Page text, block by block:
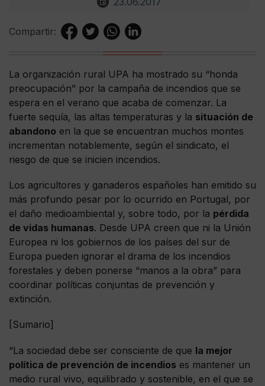
Compartir:
La organización rural UPA ha mostrado su “honda
preocupación” por la campaña de incendios que se
espera en el verano que acaba de comenzar. La
fuerte sequía, las altas temperaturas y la situación de
abandono en la que se encuentran muchos montes
incrementan notablemente, según el sindicato, el
riesgo de que se inicien incendios.
Los agricultores y ganaderos españoles han emitido su
más profundo pesar por lo ocurrido en Portugal, por
el daño medioambiental y, sobre todo, por la pérdida
de vidas humanas. Desde UPA creen que ni la Unión
Europea ni los gobiernos de los países del sur de
Europa pueden ignorar el drama de los incendios
forestales y deben ponerse “manos a la obra” para
coordinar políticas conjuntas de prevención y
extinción.
[Sumario]
“La sociedad debe ser consciente de que la mejor
política de prevención de incendios es mantener un
medio rural vivo, equilibrado y sostenible, en el que se